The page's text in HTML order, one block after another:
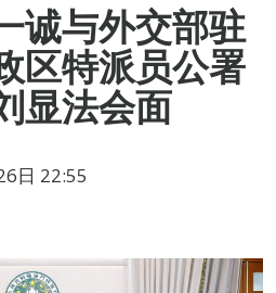
诚与外交部驻
区特派员公署
显法会面
日 22:55